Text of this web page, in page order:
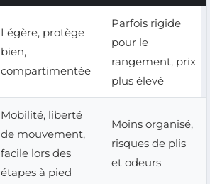
Légère, protège
bien,
compartimentée
Parfois rigide
pour le
rangement, prix
plus élevé
Mobilité, liberté
de mouvement,
facile lors des
étapes à pied
Moins organisé,
risques de plis
et odeurs